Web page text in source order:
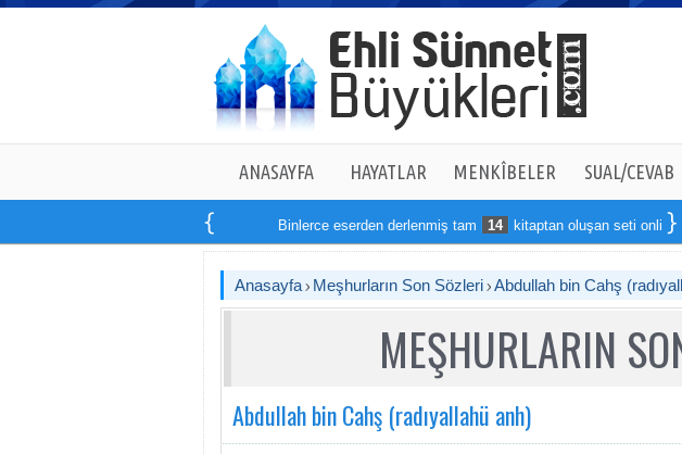
ANASAYFA HAYATLAR MENKÎBELER SUAL/CEVAB
Binlerce eserden derlenmiş tam 14 kitaptan oluşan seti online
Anasayfa Meşhurların Son Sözleri Abdullah bin Cahş
MEŞHURLARIN
Abdullah bin Cahş (radıyallahü anh)